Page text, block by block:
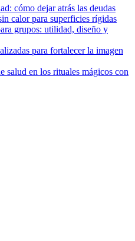
cómo dejar atrás las deudas
calor para superficies rígidas
grupos: utilidad, diseño y
para fortalecer la imagen
salud en los rituales mágicos con